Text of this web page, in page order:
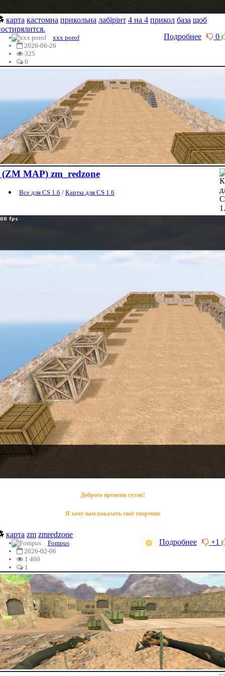
карта кастомна прикольна лабірінт 4 на 4 прикол база щоб
0
Подробнее
xxx porof
2026-06-26
325
0
(ZM MAP) zm_redzone
Все для CS 1.6 / Карты для CS 1.6
Доброго времени суток!
Я хочу вам показать своё творение
карта zm zmredzone
+1
Подробнее
Fompus
2026-02-06
1 460
1